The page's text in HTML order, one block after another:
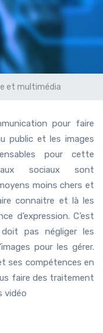
et multimédia
pour faire
public et les images
pour cette
sociaux sont
moins chers et
connaitre et là les
d’expression. C’est
doit pas négliger les
pour les gérer.
ses compétences en
faire des traitement
vidéo